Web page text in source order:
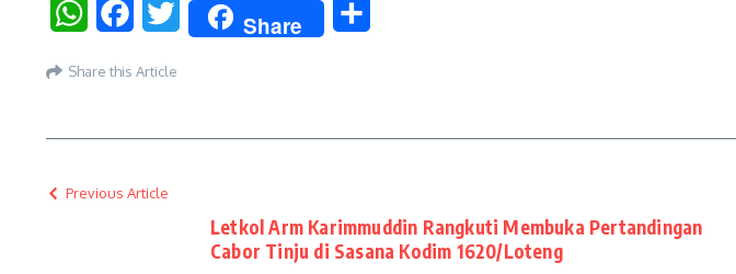
WhatsAppFacebookTwitter Share
Share this Article
Previous Article
Letkol Arm Karimmuddin Rangkuti Membuka Pertandingan
Cabor Tinju di Sasana Kodim 1620/Loteng